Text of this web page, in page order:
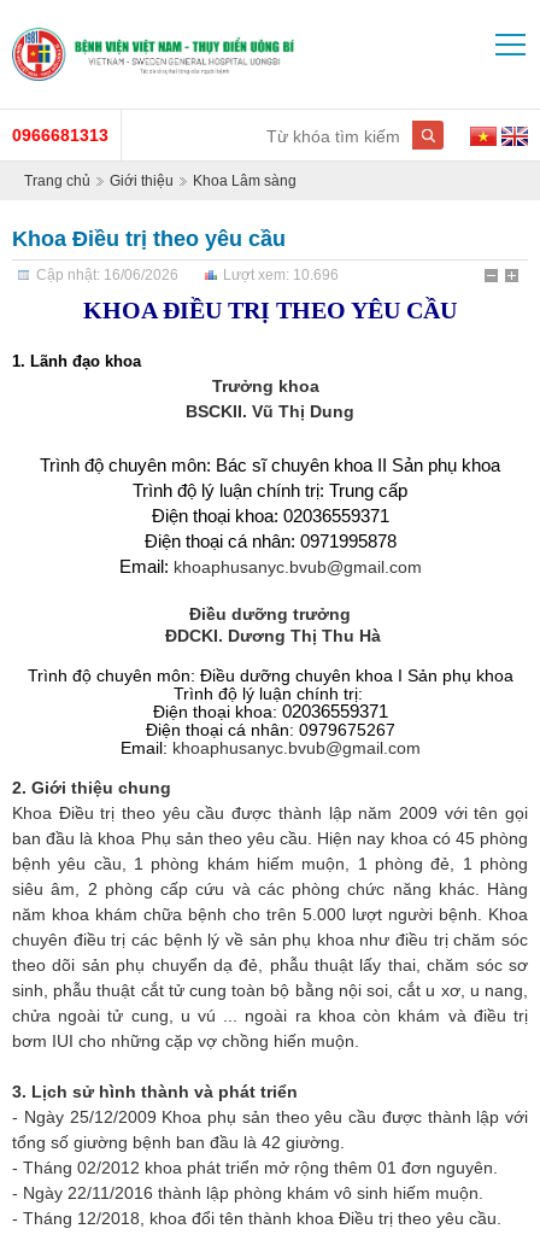
0966681313
Trang chủ Giới thiệu Khoa Lâm sàng
Khoa Điều trị theo yêu cầu
Cập nhật: 16/06/2026 Lượt xem: 10.696
KHOA ĐIỀU TRỊ THEO YÊU CẦU
1. Lãnh đạo khoa
Trưởng khoa
BSCKII. Vũ Thị Dung
Trình độ chuyên môn: Bác sĩ chuyên khoa II Sản phụ khoa
Trình độ lý luận chính trị: Trung cấp
Điện thoại khoa: 02036559371
Điện thoại cá nhân: 0971995878
Email: khoaphusanyc.bvub@gmail.com
Điều dưỡng trưởng
ĐDCKI. Dương Thị Thu Hà
Trình độ chuyên môn: Điều dưỡng chuyên khoa I Sản phụ khoa
Trình độ lý luận chính trị:
Điện thoại khoa: 02036559371
Điện thoại cá nhân: 0979675267
Email: khoaphusanyc.bvub@gmail.com
2. Giới thiệu chung
Khoa Điều trị theo yêu cầu được thành lập năm 2009 với tên gọi
ban đầu là khoa Phụ sản theo yêu cầu. Hiện nay khoa có 45 phòng
bệnh yêu cầu, 1 phòng khám hiếm muộn, 1 phòng đẻ, 1 phòng
siêu âm, 2 phòng cấp cứu và các phòng chức năng khác. Hàng
năm khoa khám chữa bệnh cho trên 5.000 lượt người bệnh. Khoa
chuyên điều trị các bệnh lý về sản phụ khoa như điều trị chăm sóc
theo dõi sản phụ chuyển dạ đẻ, phẫu thuật lấy thai, chăm sóc sơ
sinh, phẫu thuật cắt tử cung toàn bộ bằng nội soi, cắt u xơ, u nang,
chửa ngoài tử cung, u vú ... ngoài ra khoa còn khám và điều trị
bơm IUI cho những cặp vợ chồng hiến muộn.
3. Lịch sử hình thành và phát triển
- Ngày 25/12/2009 Khoa phụ sản theo yêu cầu được thành lập với
tổng số giường bệnh ban đầu là 42 giường.
- Tháng 02/2012 khoa phát triển mở rộng thêm 01 đơn nguyên.
- Ngày 22/11/2016 thành lập phòng khám vô sinh hiếm muộn.
- Tháng 12/2018, khoa đổi tên thành khoa Điều trị theo yêu cầu.